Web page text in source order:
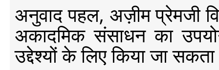
अनुवाद पहल, अज़ीम प्रेमजी
अकादमिक संसाधन का
उद्देश्यों के लिए किया जा